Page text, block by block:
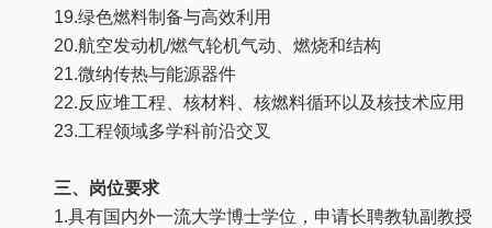
19.绿色燃料制备与高效利用
20.航空发动机/燃气轮机气动、燃烧和结构
21.微纳传热与能源器件
22.反应堆工程、核材料、核燃料循环以及核技术应用
23.工程领域多学科前沿交叉
三、岗位要求
1.具有国内外一流大学博士学位，申请长聘教轨副教授